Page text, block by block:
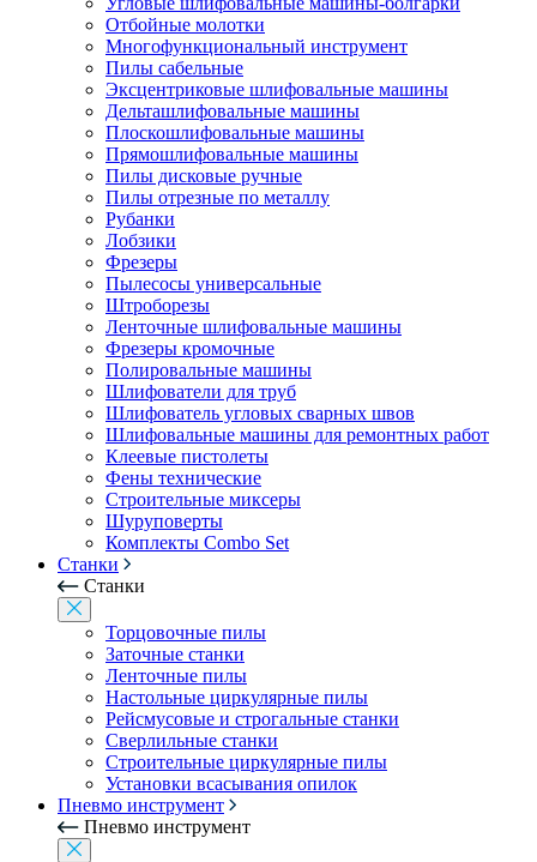
Отбойные молотки
Многофункциональный инструмент
Пилы сабельные
Эксцентриковые шлифовальные машины
Дельташлифовальные машины
Плоскошлифовальные машины
Прямошлифовальные машины
Пилы дисковые ручные
Пилы отрезные по металлу
Рубанки
Лобзики
Фрезеры
Пылесосы универсальные
Штроборезы
Ленточные шлифовальные машины
Фрезеры кромочные
Полировальные машины
Шлифователи для труб
Шлифователь угловых сварных швов
Шлифовальные машины для ремонтных работ
Клеевые пистолеты
Фены технические
Строительные миксеры
Шуруповерты
Комплекты Combo Set
Станки
Станки
Торцовочные пилы
Заточные станки
Ленточные пилы
Настольные циркулярные пилы
Рейсмусовые и строгальные станки
Сверлильные станки
Строительные циркулярные пилы
Установки всасывания опилок
Пневмо инструмент
Пневмо инструмент